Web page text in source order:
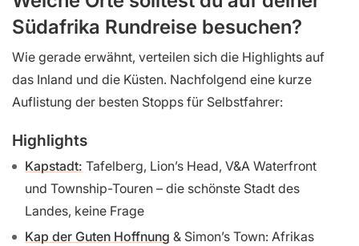
Südafrika Rundreise besuchen?
Wie gerade erwähnt, verteilen sich die Highlights auf
das Inland und die Küsten. Nachfolgend eine kurze
Auflistung der besten Stopps für Selbstfahrer:
Highlights
Kapstadt: Tafelberg, Lion’s Head, V&A Waterfront
und Township-Touren – die schönste Stadt des
Landes, keine Frage
Kap der Guten Hoffnung & Simon’s Town: Afrikas